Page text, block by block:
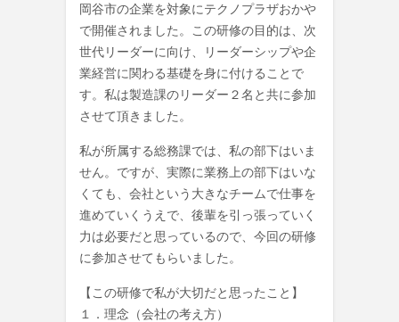
岡谷市の企業を対象にテクノプラザおかや
で開催されました。この研修の目的は、次
世代リーダーに向け、リーダーシップや企
業経営に関わる基礎を身に付けることで
す。私は製造課のリーダー２名と共に参加
させて頂きました。
私が所属する総務課では、私の部下はいま
せん。ですが、実際に業務上の部下はいな
くても、会社という大きなチームで仕事を
進めていくうえで、後輩を引っ張っていく
力は必要だと思っているので、今回の研修
に参加させてもらいました。
【この研修で私が大切だと思ったこと】
１．理念（会社の考え方）